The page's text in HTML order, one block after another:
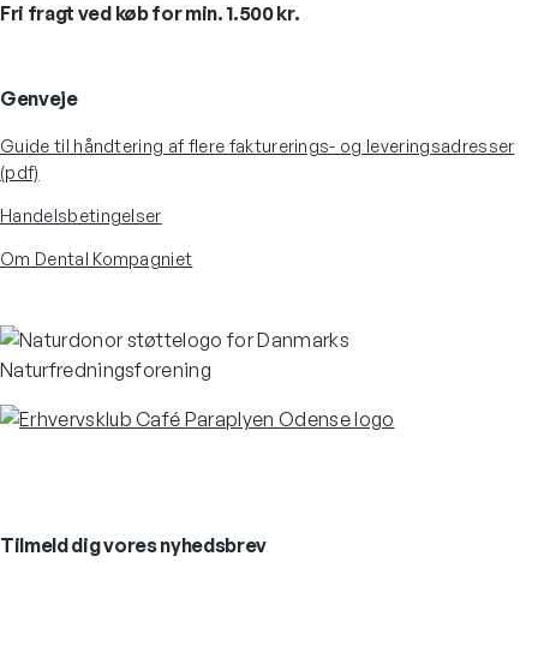
Fri fragt ved køb for min. 1.500 kr.
Genveje
Guide til håndtering af flere fakturerings- og leveringsadresser
(pdf)
Handelsbetingelser
Om Dental Kompagniet
Tilmeld dig vores nyhedsbrev